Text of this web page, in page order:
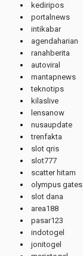
kediripos
portalnews
intikabar
agendaharian
ranahberita
autoviral
mantapnews
teknotips
kilaslive
lensanow
nusaupdate
trenfakta
slot qris
slot777
scatter hitam
olympus gates
slot dana
area188
pasar123
indotogel
jonitogel